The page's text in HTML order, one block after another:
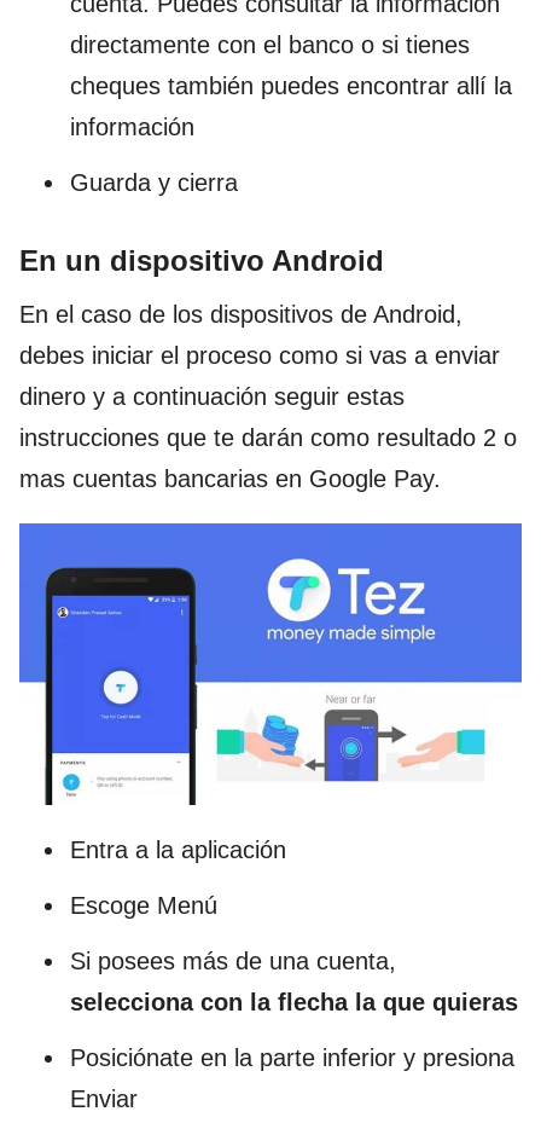
directamente con el banco o si tienes
cheques también puedes encontrar allí la
información
Guarda y cierra
En un dispositivo Android
En el caso de los dispositivos de Android,
debes iniciar el proceso como si vas a enviar
dinero y a continuación seguir estas
instrucciones que te darán como resultado 2 o
mas cuentas bancarias en Google Pay.
Entra a la aplicación
Escoge Menú
Si posees más de una cuenta,
selecciona con la flecha la que quieras
Posiciónate en la parte inferior y presiona
Enviar